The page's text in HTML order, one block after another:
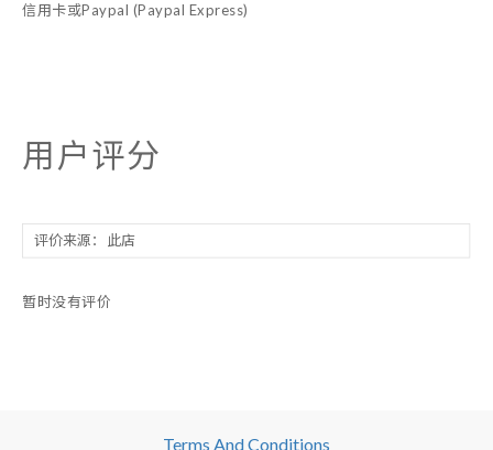
信用卡或Paypal (Paypal Express)
用户评分
暂时没有评价
Terms And Conditions